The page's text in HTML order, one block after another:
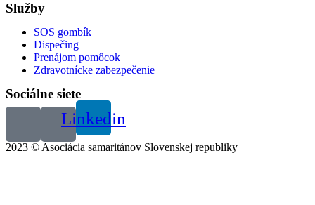
Služby
SOS gombík
Dispečing
Prenájom pomôcok
Zdravotnícke zabezpečenie
Sociálne siete
Linkedin
2023 © Asociácia samaritánov Slovenskej republiky